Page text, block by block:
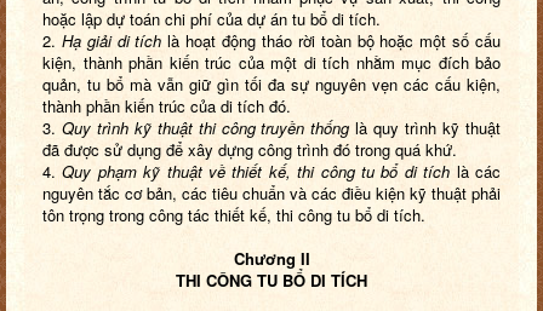
hoặc lập dự toán chi phí của dự án tu bổ di tích.
2. Hạ giải di tích là hoạt động tháo rời toàn bộ hoặc một số cấu
kiện, thành phần kiến trúc của một di tích nhằm mục đích bảo
quản, tu bổ mà vẫn giữ gìn tối đa sự nguyên vẹn các cấu kiện,
thành phần kiến trúc của di tích đó.
3. Quy trình kỹ thuật thi công truyền thống là quy trình kỹ thuật
đã được sử dụng để xây dựng công trình đó trong quá khứ.
4.Quy phạm kỹ thuật về thiết kế, thi công tu bổ di tích là các
nguyên tắc cơ bản, các tiêu chuẩn và các điều kiện kỹ thuật phải
tôn trọng trong công tác thiết kế, thi công tu bổ di tích.
Chương II
THI CÔNG TU BỔ DI TÍCH